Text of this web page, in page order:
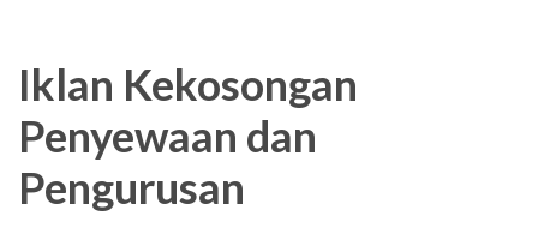
Iklan Kekosongan
Penyewaan dan
Pengurusan